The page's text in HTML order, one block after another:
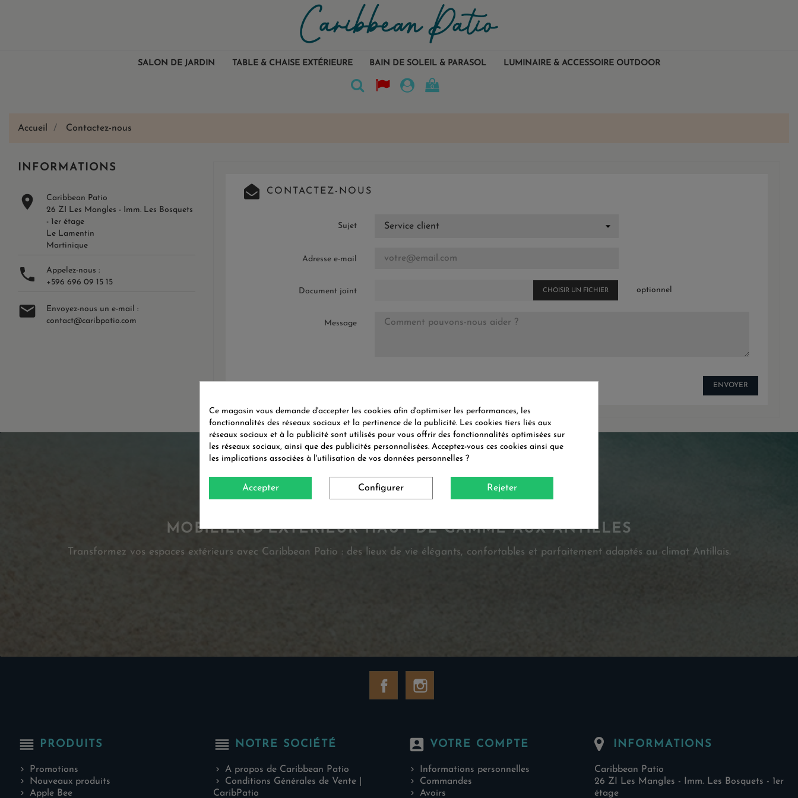
SALON DE JARDIN TABLE & CHAISE EXTÉRIEURE BAIN DE SOLEIL & PARASOL LUMINAIRE & ACCESSOIRE OUTDOOR
0
Accueil Contactez-nous
INFORMATIONS

Caribbean Patio
26 ZI Les Mangles - Imm. Les Bosquets
- 1er étage
Le Lamentin
Martinique

Appelez-nous :
+596 696 09 15 15

Envoyez-nous un e-mail :
contact@caribpatio.com
CONTACTEZ-NOUS
Sujet
Adresse e-mail
Document joint CHOISIR UN FICHIER optionnel
Message
MOBILIER D'EXTÉRIEUR HAUT DE GAMME AUX ANTILLES
Transformez vos espaces extérieurs avec Caribbean Patio : des lieux de vie élégants, confortables et parfaitement adaptés au climat Antillais.
Facebook
reorder PRODUITS
Promotions
Nouveaux produits
Apple Bee
reorder NOTRE SOCIÉTÉ
A propos de Caribbean Patio
Conditions Générales de Vente |
CaribPatio
account_box VOTRE COMPTE
Informations personnelles
Commandes
Avoirs
INFORMATIONS
Caribbean Patio
26 ZI Les Mangles - Imm. Les Bosquets - 1er
étage
Ce magasin vous demande d'accepter les cookies afin d'optimiser les performances, les
fonctionnalités des réseaux sociaux et la pertinence de la publicité. Les cookies tiers liés aux
réseaux sociaux et à la publicité sont utilisés pour vous offrir des fonctionnalités optimisées sur
les réseaux sociaux, ainsi que des publicités personnalisées. Acceptez-vous ces cookies ainsi que
les implications associées à l'utilisation de vos données personnelles ?
Accepter Configurer Rejeter